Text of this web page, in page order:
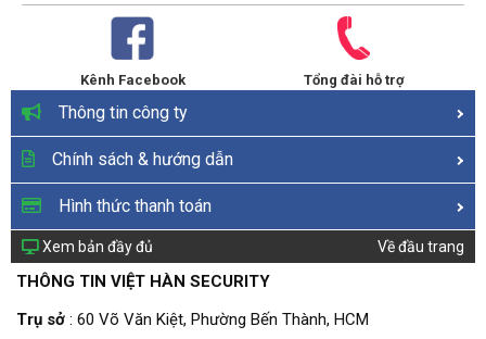
Kênh Facebook Tổng đài hỗ trợ
Thông tin công ty
Chính sách & hướng dẫn
Hình thức thanh toán
Xem bản đầy đủ Về đầu trang
THÔNG TIN VIỆT HÀN SECURITY
Trụ sở : 60 Võ Văn Kiệt, Phường Bến Thành, HCM